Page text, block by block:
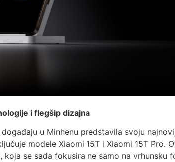
i flegšip dizajna
u Minhenu predstavila svoju
modele Xiaomi 15T i Xiaomi 15T Pro.
koja se sada fokusira ne samo na vrhunsku